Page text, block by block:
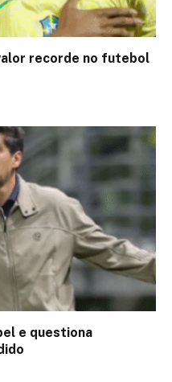
recorde no futebol
e questiona